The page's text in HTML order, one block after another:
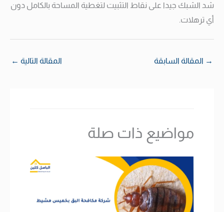
شد الشبك جيدا على نقاط التثبيت لتغطية المساحة بالكامل دون
أي ترهلات.
→ المقالة السابقة المقالة التالية ←
مواضيع ذات صلة